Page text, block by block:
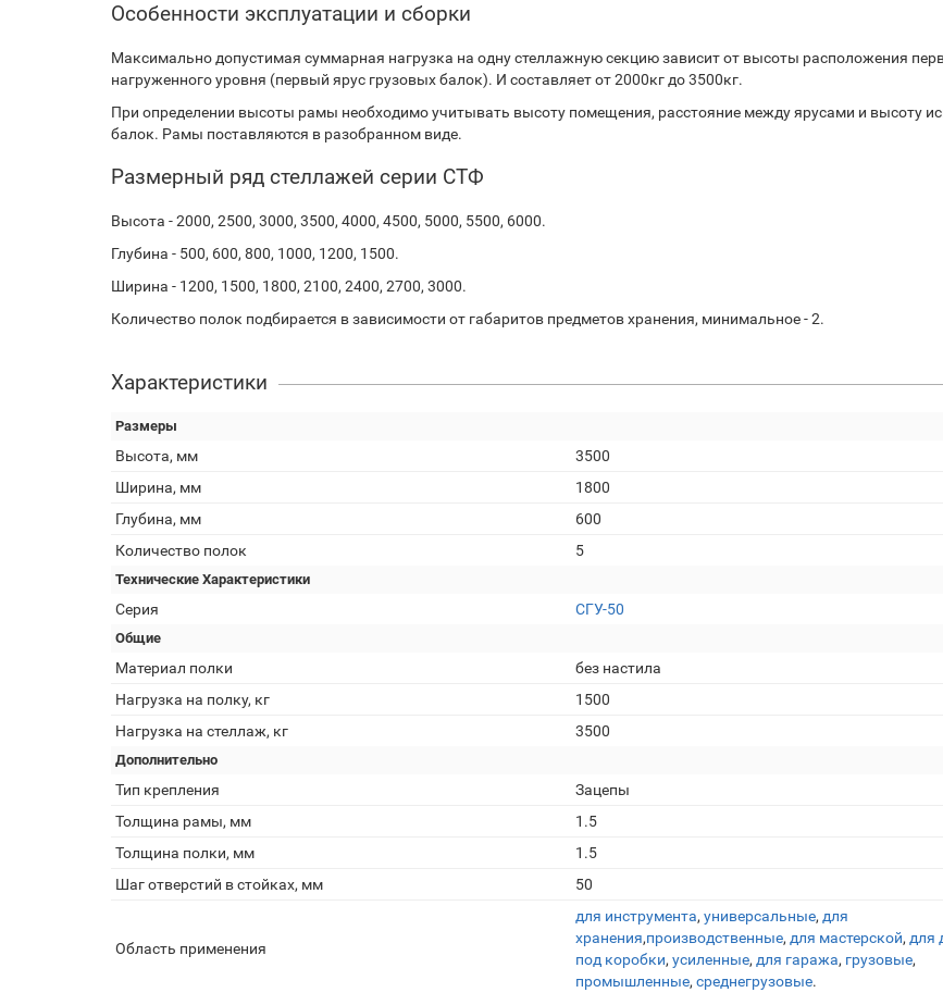
Особенности эксплуатации и сборки
Максимально допустимая суммарная нагрузка на одну стеллажную секцию зависит от высоты расположения
нагруженного уровня (первый ярус грузовых балок). И составляет от 2000кг до 3500кг.
При определении высоты рамы необходимо учитывать высоту помещения, расстояние между ярусами и высоту
балок. Рамы поставляются в разобранном виде.
Размерный ряд стеллажей серии СТФ
Высота - 2000, 2500, 3000, 3500, 4000, 4500, 5000, 5500, 6000.
Глубина - 500, 600, 800, 1000, 1200, 1500.
Ширина - 1200, 1500, 1800, 2100, 2400, 2700, 3000.
Количество полок подбирается в зависимости от габаритов предметов хранения, минимальное - 2.
Характеристики
Размеры
Высота, мм
3500
Ширина, мм
1800
Глубина, мм
600
Количество полок
5
Технические Характеристики
Серия СГУ-50
Общие
Материал полки
без настила
Нагрузка на полку, кг
1500
Нагрузка на стеллаж, кг
3500
Дополнительно
Тип крепления
Зацепы
Толщина рамы, мм
1.5
Толщина полки, мм
1.5
Шаг отверстий в стойках, мм
50
Область применения
для инструмента, универсальные, для
хранения,производственные, для мастерской, для
под коробки, усиленные, для гаража, грузовые,
промышленные, среднегрузовые.